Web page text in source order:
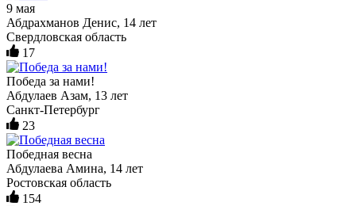
9 мая
Абдрахманов Денис, 14 лет
Свердловская область
17
Победа за нами!
Абдулаев Азам, 13 лет
Санкт-Петербург
23
Победная весна
Абдулаева Амина, 14 лет
Ростовская область
154